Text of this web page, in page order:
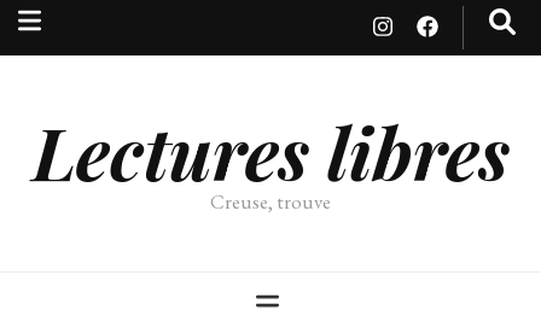
Lectures libres
Creuse, trouve